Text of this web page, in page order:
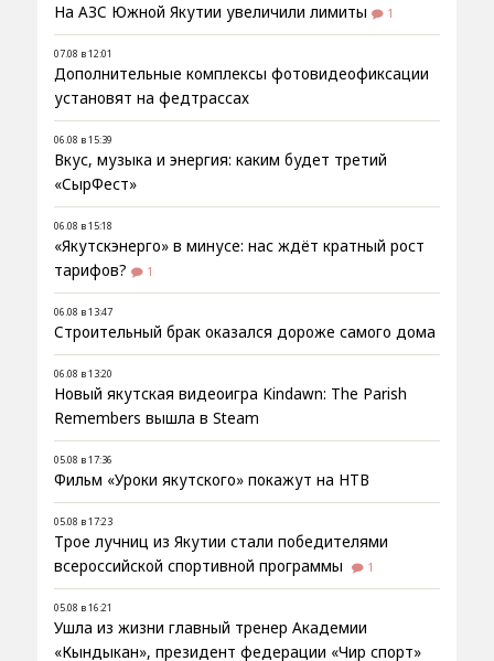
На АЗС Южной Якутии увеличили лимиты 1
07.08 в 12:01
Дополнительные комплексы фотовидеофиксации
установят на федтрассах
06.08 в 15:39
Вкус, музыка и энергия: каким будет третий
«СырФест»
06.08 в 15:18
«Якутскэнерго» в минусе: нас ждёт кратный рост
тарифов?
1
06.08 в 13:47
Строительный брак оказался дороже самого дома
06.08 в 13:20
Новый якутская видеоигра Kindawn: The Parish
Remembers вышла в Steam
05.08 в 17:36
Фильм «Уроки якутского» покажут на НТВ
05.08 в 17:23
Трое лучниц из Якутии стали победителями
всероссийской спортивной программы
1
05.08 в 16:21
Ушла из жизни главный тренер Академии
«Кындыкан», президент федерации «Чир спорт»